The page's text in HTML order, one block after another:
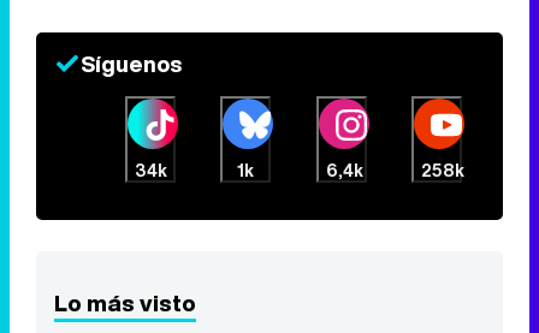
Síguenos
34k 1k 6,4k 258k
Lo más visto